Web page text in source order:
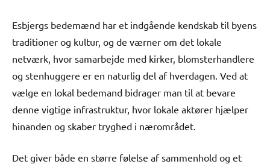
Esbjergs bedemænd har et indgående kendskab til byens
traditioner og kultur, og de værner om det lokale
netværk, hvor samarbejde med kirker, blomsterhandlere
og stenhuggere er en naturlig del af hverdagen. Ved at
vælge en lokal bedemand bidrager man til at bevare
denne vigtige infrastruktur, hvor lokale aktører hjælper
hinanden og skaber tryghed i nærområdet.
Det giver både en større følelse af sammenhold og et